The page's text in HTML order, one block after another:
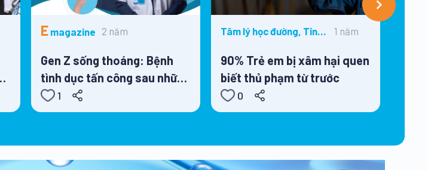
E magazine 2 năm
Gen Z sống thoáng: Bệnh
tình dục tấn công sau những
cuộc yêu thừa táo bạo,
thiếu kiến thức
1
Tâm lý học đường, Tin
1 năm
90% Trẻ em bị xâm hại quen
biết thủ phạm từ trước
0